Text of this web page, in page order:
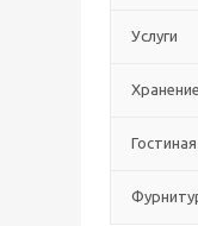
Услуги
Хранение
Гостиная